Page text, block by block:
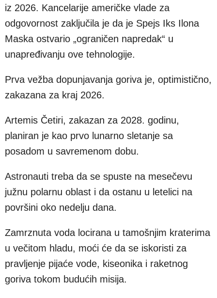
iz 2026. Kancelarije američke vlade za
odgovornost zaključila je da je Spejs Iks Ilona
Maska ostvario „ograničen napredak“ u
unapređivanju ove tehnologije.
Prva vežba dopunjavanja goriva je, optimistično,
zakazana za kraj 2026.
Artemis Četiri, zakazan za 2028. godinu,
planiran je kao prvo lunarno sletanje sa
posadom u savremenom dobu.
Astronauti treba da se spuste na mesečevu
južnu polarnu oblast i da ostanu u letelici na
površini oko nedelju dana.
Zamrznuta voda locirana u tamošnjim kraterima
u večitom hladu, moći će da se iskoristi za
pravljenje pijaće vode, kiseonika i raketnog
goriva tokom budućih misija.